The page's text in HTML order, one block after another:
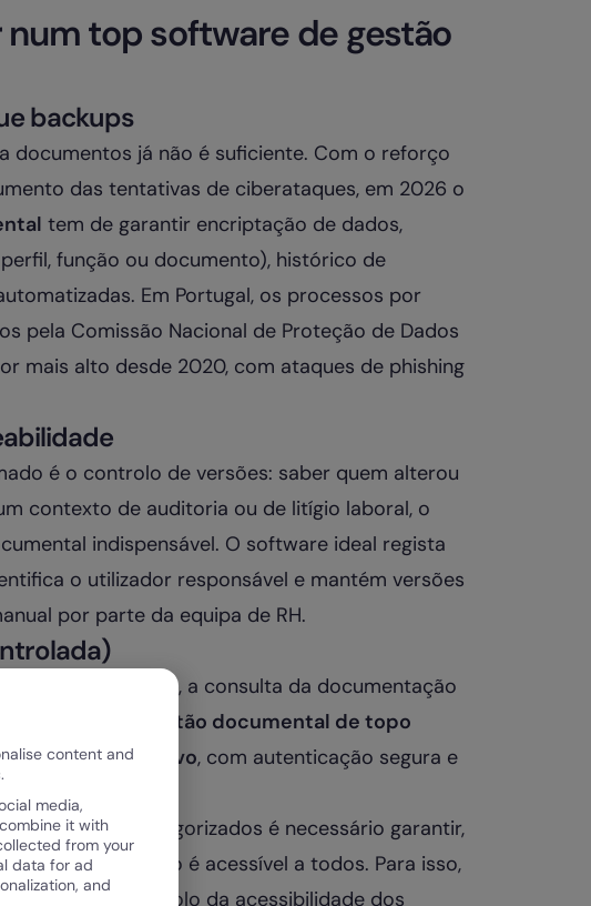
top software de gestão
backups
documentos já não é suficiente. Com o reforço
das tentativas de ciberataques, em 2026 o
tem de garantir encriptação de dados,
função ou documento), histórico de
Em Portugal, os processos por
pela Comissão Nacional de Proteção de Dados
mais alto desde 2020, com ataques de phishing
é o controlo de versões: saber quem alterou
contexto de auditoria ou de litígio laboral, o
indispensável. O software ideal regista
o utilizador responsável e mantém versões
por parte da equipa de RH.
e internacionais, a consulta da documentação
software de gestão documental de topo
dispositivo, com autenticação segura e
e categorizados é necessário garantir,
que nem tudo é acessível a todos. Para isso,
facilita o controlo da acessibilidade dos
content and
media,
it with
from your
data for ad
and